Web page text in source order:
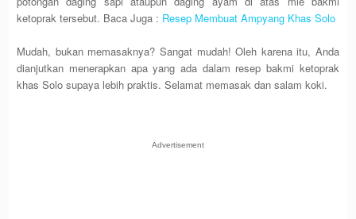
ketoprak tersebut. Baca Juga : Resep Membuat Ampyang Khas Solo
Mudah, bukan memasaknya? Sangat mudah! Oleh karena itu, Anda
dianjutkan menerapkan apa yang ada dalam resep bakmi ketoprak
khas Solo supaya lebih praktis. Selamat memasak dan salam koki.
Advertisement